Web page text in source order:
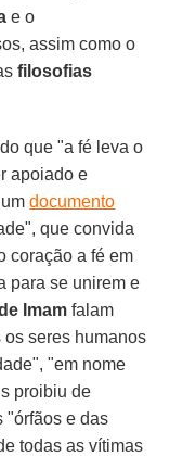
e o
assim como o
filosofias
que "a fé leva o
apoiado e
documento
que convida
coração a fé em
para se unirem e
Imam falam
seres humanos
"em nome
proibiu de
"órfãos e das
todas as vítimas